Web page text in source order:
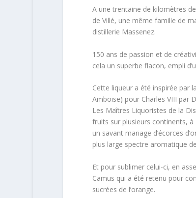
A une trentaine de kilomètres
de Villé, une même famille de
distillerie Massenez.
150 ans de passion et de
cela un superbe flacon, empli
Cette liqueur a été inspirée par
Amboise) pour Charles VIII par
Les Maîtres Liquoristes de la
fruits sur plusieurs continents,
un savant mariage d’écorces
plus large spectre aromatique
Et pour sublimer celui-ci, en
Camus qui a été retenu pour
sucrées de l’orange.